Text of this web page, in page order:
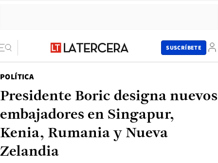
SUSCRÍBETE
POLÍTICA
Presidente Boric designa nuevos
embajadores en Singapur,
Kenia, Rumania y Nueva
Zelandia